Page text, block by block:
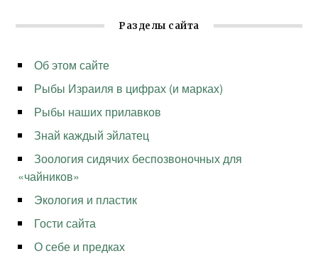
Разделы сайта
Об этом сайте
Рыбы Израиля в цифрах (и марках)
Рыбы наших прилавков
Знай каждый эйлатец
Зоология сидячих беспозвоночных для
«чайников»
Экология и пластик
Гости сайта
О себе и предках